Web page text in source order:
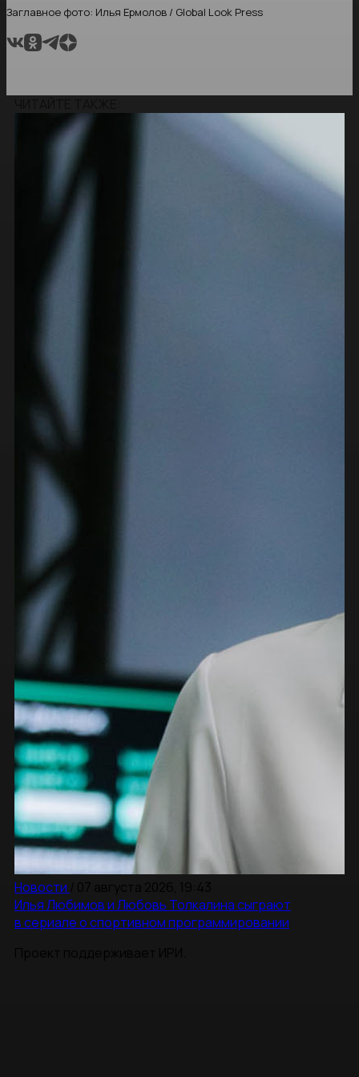
Заглавное фото: Илья Ермолов / Global Look Press
Новости
Илья Любимов и Любовь Толкалина сыграют
в сериале о спортивном программировании